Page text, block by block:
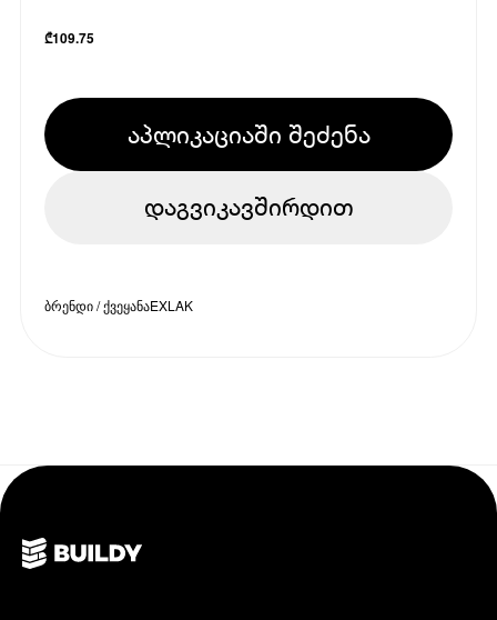
₾109.75
აპლიკაციაში შეძენა
დაგვიკავშირდით
ბრენდი / ქვეყანაEXLAK